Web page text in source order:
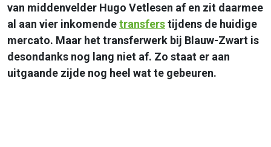
van middenvelder Hugo Vetlesen af en zit daarmee
al aan vier inkomendetransferstijdens de huidige
mercato. Maar het transferwerk bij Blauw-Zwart is
desondanks nog lang niet af. Zo staat er aan
uitgaande zijde nog heel wat te gebeuren.